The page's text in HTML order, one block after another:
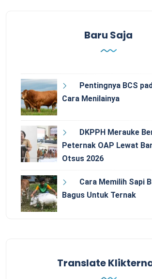
Baru Saja
Pentingnya BCS
Cara Menilainya
DKPPH Merauke
Peternak OAP Lewat
Otsus 2026
Cara Memilih Sapi
Bagus Untuk Ternak
Translate